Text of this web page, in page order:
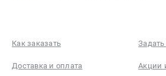
Как заказать Задать
Доставка и оплата Акции